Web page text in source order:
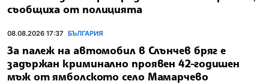
съобщиха от полицията
08.08.2026 17:37 БЪЛГАРИЯ
За палеж на автомобил в Слънчев бряг е
задържан криминално проявен 42-годишен
мъж от ямболското село Мамарчево